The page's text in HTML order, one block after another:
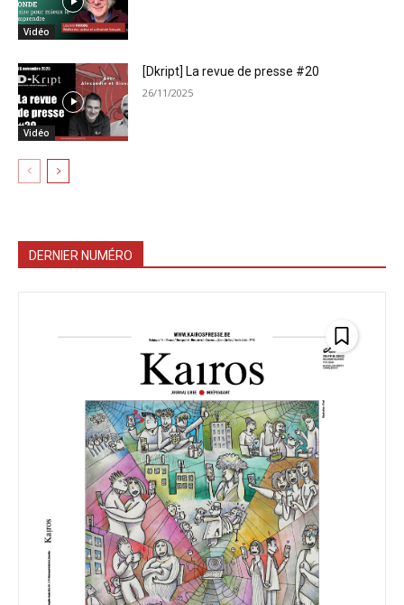
Vidéo
Vidéo
[Dkript] La revue de presse #20
26/11/2025
DERNIER NUMÉRO